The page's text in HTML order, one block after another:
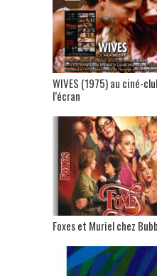
WIVES (1975) au ciné-
l’écran
Foxes et Muriel chez